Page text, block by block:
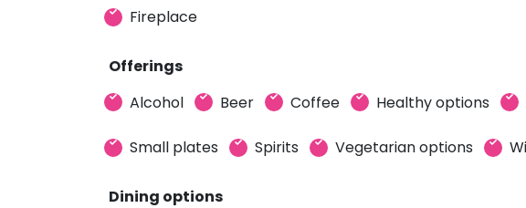
Fireplace
Offerings
Alcohol
Beer Coffee Healthy options
Small plates Spirits Vegetarian options
Dining options